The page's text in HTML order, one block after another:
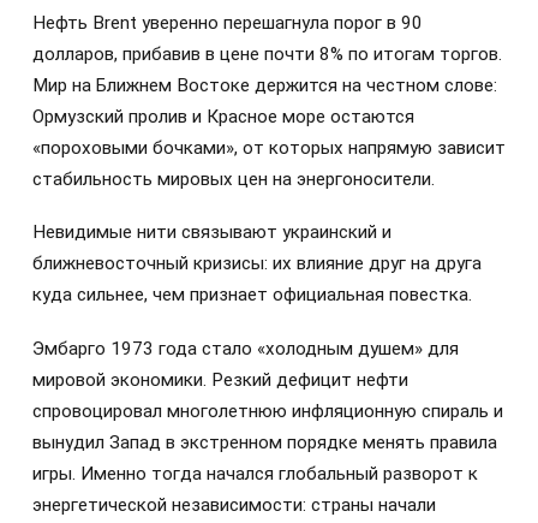
Нефть Brent уверенно перешагнула порог в 90
долларов, прибавив в цене почти 8% по итогам торгов.
Мир на Ближнем Востоке держится на честном слове:
Ормузский пролив и Красное море остаются
«пороховыми бочками», от которых напрямую зависит
стабильность мировых цен на энергоносители.
Невидимые нити связывают украинский и
ближневосточный кризисы: их влияние друг на друга
куда сильнее, чем признает официальная повестка.
Эмбарго 1973 года стало «холодным душем» для
мировой экономики. Резкий дефицит нефти
спровоцировал многолетнюю инфляционную спираль и
вынудил Запад в экстренном порядке менять правила
игры. Именно тогда начался глобальный разворот к
энергетической независимости: страны начали